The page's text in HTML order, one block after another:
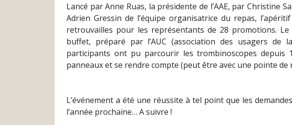
Lancé par Anne Ruas, la présidente de l’AAE, par Christine
Adrien Gressin de l’équipe organisatrice du repas,
retrouvailles pour les représentants de 28 promotions.
buffet, préparé par l’AUC (association des usagers de
participants ont pu parcourir les trombinoscopes depuis
panneaux et se rendre compte (peut être avec une pointe
L’événement a été une réussite à tel point que les
l’année prochaine… A suivre !